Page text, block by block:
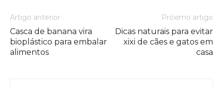
Artigo anterior
Casca de banana vira
bioplástico para embalar
alimentos
Próximo artigo
Dicas naturais para evitar
xixi de cães e gatos em
casa